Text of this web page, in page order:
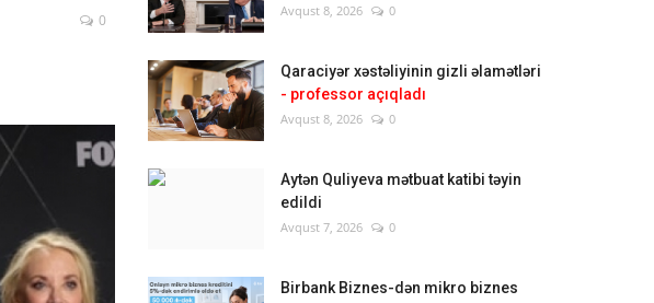
0
Avqust 8, 2026 0
Qaraciyər xəstəliyinin gizli əlamətləri
- professor açıqladı
Avqust 8, 2026 0
Aytən Quliyeva mətbuat katibi təyin
edildi
Avqust 7, 2026 0
Birbank Biznes-dən mikro biznes